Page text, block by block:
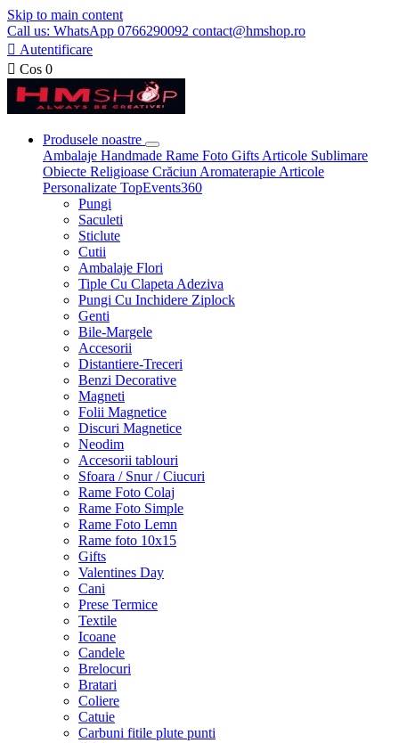
Skip to main content
Call us: WhatsApp 0766290092 contact@hmshop.ro
 Autentificare
 Cos 0
Produsele noastre
Ambalaje Handmade Rame Foto Gifts Articole Sublimare
Obiecte Religioase Crăciun Aromaterapie Articole
Personalizate TopEvents360
Pungi
Saculeti
Sticlute
Cutii
Ambalaje Flori
Tiple Cu Clapeta Adeziva
Pungi Cu Inchidere Ziplock
Genti
Bile-Margele
Accesorii
Distantiere-Treceri
Benzi Decorative
Magneti
Folii Magnetice
Discuri Magnetice
Neodim
Accesorii tablouri
Sfoara / Snur / Ciucuri
Rame Foto Colaj
Rame Foto Simple
Rame Foto Lemn
Rame foto 10x15
Gifts
Valentines Day
Cani
Prese Termice
Textile
Icoane
Candele
Brelocuri
Bratari
Coliere
Catuie
Carbuni fitile plute punti